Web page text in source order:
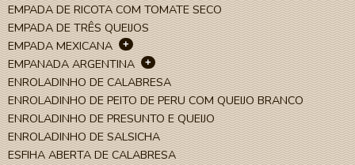
EMPADA DE RICOTA COM TOMATE SECO
EMPADA DE TRÊS QUEIJOS
EMPADA MEXICANA +
EMPANADA ARGENTINA +
ENROLADINHO DE CALABRESA
ENROLADINHO DE PEITO DE PERU COM QUEIJO BRANCO
ENROLADINHO DE PRESUNTO E QUEIJO
ENROLADINHO DE SALSICHA
ESFIHA ABERTA DE CALABRESA